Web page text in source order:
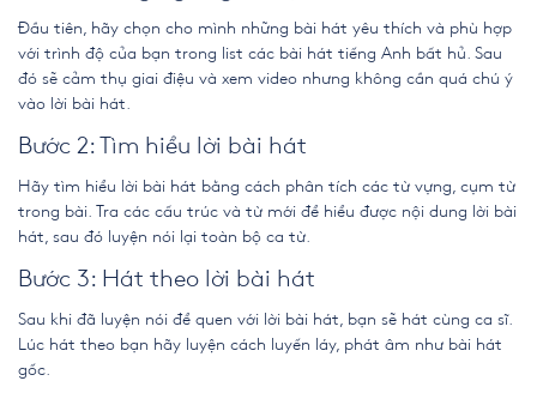
Đầu tiên, hãy chọn cho mình những bài hát yêu thích và phù hợp
với trình độ của bạn trong list các bài hát tiếng Anh bất hủ . Sau
đó sẽ cảm thụ giai điệu và xem video nhưng không cần quá chú ý
vào lời bài hát.
Bước 2: Tìm hiểu lời bài hát
Hãy tìm hiểu lời bài hát bằng cách phân tích các từ vựng, cụm từ
trong bài. Tra các cấu trúc và từ mới để hiểu được nội dung lời bài
hát, sau đó luyện nói lại toàn bộ ca từ.
Bước 3: Hát theo lời bài hát
Sau khi đã luyện nói để quen với lời bài hát, bạn sẽ hát cùng ca sĩ.
Lúc hát theo bạn hãy luyện cách luyến láy, phát âm như bài hát
gốc.